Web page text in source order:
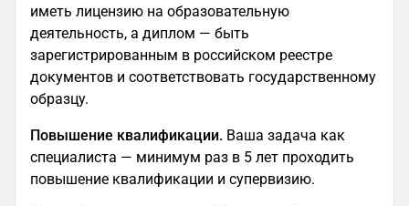
иметь лицензию на образовательную
деятельность, а диплом — быть
зарегистрированным в российском реестре
документов и соответствовать государственному
образцу.
Повышение квалификации. Ваша задача как
специалиста — минимум раз в 5 лет проходить
повышение квалификации и супервизию.